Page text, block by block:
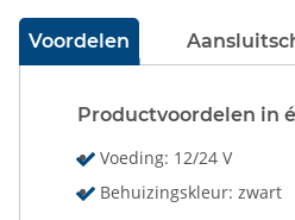
Voordelen
Productvoordelen in
Voeding: 12/24 V
Behuizingskleur: zwart